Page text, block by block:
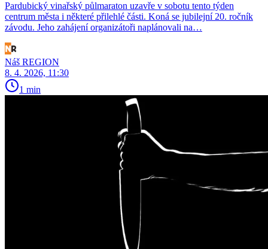
Pardubický vinařský půlmaraton uzavře v sobotu tento týden
centrum města i některé přilehlé části. Koná se jubilejní 20. ročník
závodu. Jeho zahájení organizátoři naplánovali na…
Náš REGION
8. 4. 2026, 11:30
1 min